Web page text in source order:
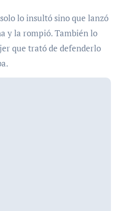
lo insultó sino que lanzó
y la rompió. También lo
que trató de defenderlo